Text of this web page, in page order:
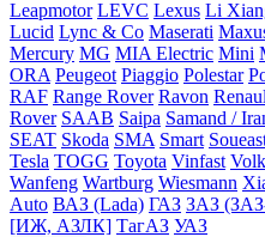
Leapmotor LEVC Lexus Li
Lucid Lync & Co Maserati
Mercury MG MIA Electric Mini
ORA Peugeot Piaggio Polestar
RAF Range Rover Ravon
Rover SAAB Saipa Samand /
SEAT Skoda SMA Smart
Tesla TOGG Toyota Vinfast
Wanfeng Wartburg Wiesmann
Auto ВАЗ (Lada) ГАЗ ЗАЗ
[ИЖ, АЗЛК] ТагАЗ УАЗ